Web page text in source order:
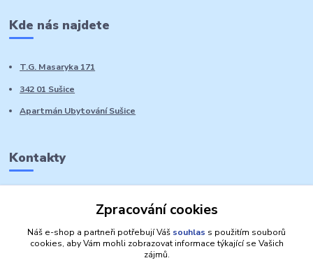
Kde nás najdete
T.G. Masaryka 171
342 01 Sušice
Apartmán Ubytování Sušice
Kontakty
Zpracování cookies
Náš e-shop a partneři potřebují Váš souhlas s použitím souborů
cookies, aby Vám mohli zobrazovat informace týkající se Vašich
zájmů.